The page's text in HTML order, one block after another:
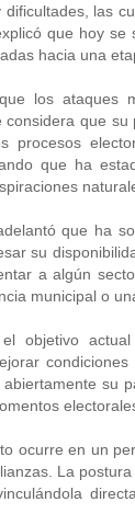
las
que hoy se
hacia una
los ataques
considera que
procesos
que ha
que ha
su
a algún
municipal o
objetivo
su
ocurre en un
La